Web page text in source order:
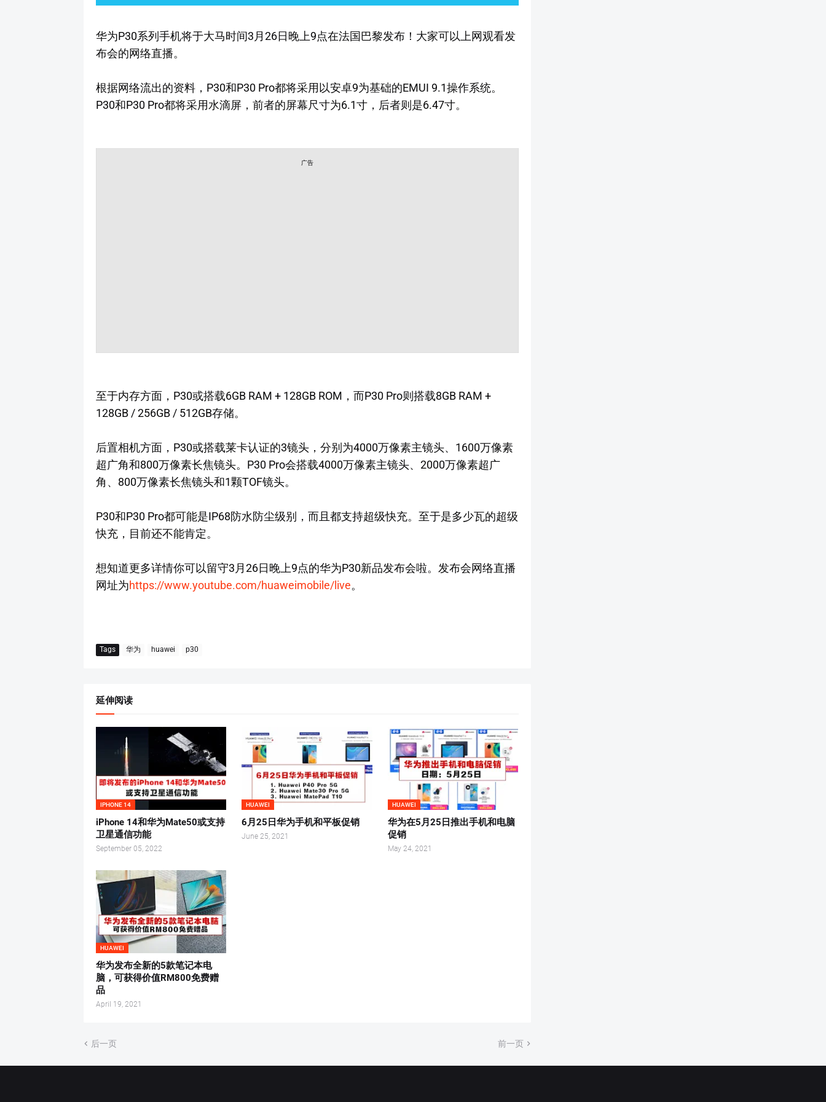
华为P30系列手机将于大马时间3月26日晚上9点在法国巴黎发布！大家可以上网观看发
布会的网络直播。
根据网络流出的资料，P30和P30 Pro都将采用以安卓9为基础的EMUI 9.1操作系统。
P30和P30 Pro都将采用水滴屏，前者的屏幕尺寸为6.1寸，后者则是6.47寸。
广告
至于内存方面，P30或搭载6GB RAM + 128GB ROM，而P30 Pro则搭载8GB RAM +
128GB / 256GB / 512GB存储。
后置相机方面，P30或搭载莱卡认证的3镜头，分别为4000万像素主镜头、1600万像素
超广角和800万像素长焦镜头。P30 Pro会搭载4000万像素主镜头、2000万像素超广
角、800万像素长焦镜头和1颗TOF镜头。
P30和P30 Pro都可能是IP68防水防尘级别，而且都支持超级快充。至于是多少瓦的超级
快充，目前还不能肯定。
想知道更多详情你可以留守3月26日晚上9点的华为P30新品发布会啦。发布会网络直播
网址为https://www.youtube.com/huaweimobile/live。
Tags 华为 huawei p30
延伸阅读
IPHONE 14
iPhone 14和华为Mate50或支持
卫星通信功能
September 05, 2022
HUAWEI
6月25日华为手机和平板促销
June 25, 2021
HUAWEI
华为在5月25日推出手机和电脑
促销
May 24, 2021
HUAWEI
华为发布全新的5款笔记本电
脑，可获得价值RM800免费赠
品
April 19, 2021
后一页 前一页